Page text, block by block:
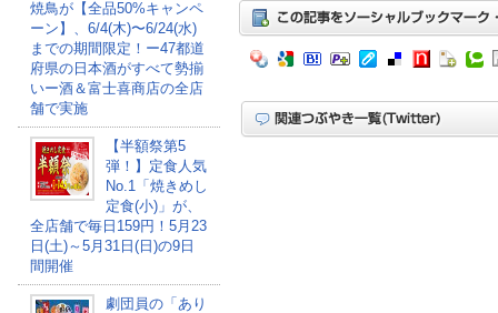
焼鳥が【全品50%キャンペ
ーン】、6/4(木)〜6/24(水)
までの期間限定！ー47都道
府県の日本酒がすべて勢揃
いー酒＆富士喜商店の全店
舗で実施
【半額祭第5
弾！】定食人気
No.1「焼きめし
定食(小)」が、
全店舗で毎日159円！5月23
日(土)～5月31日(日)の9日
間開催
劇団員の「あり